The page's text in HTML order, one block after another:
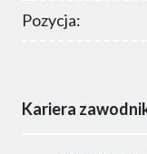
Pozycja:
Kariera